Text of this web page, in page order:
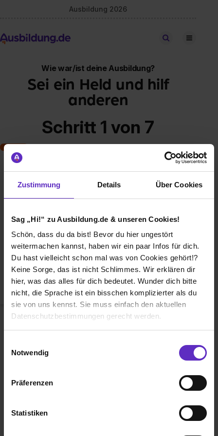
Zustimmung Details Über Cookies
Sag „Hi!“ zu Ausbildung.de & unseren Cookies!
Schön, dass du da bist! Bevor du hier ungestört
weitermachen kannst, haben wir ein paar Infos für dich.
Du hast vielleicht schon mal was von Cookies gehört!?
Keine Sorge, das ist nicht Schlimmes. Wir erklären dir
hier, was das alles für dich bedeutet. Wunder dich bitte
nicht, die Sprache ist ein bisschen komplizierter als du
sie von uns kennst. Sie muss einfach den aktuellen
Datenschutzbestimmungen gerecht werden.
Benutzung der Webseite getroffenen Einstellungen zu
Webseite zu analysieren („Statistiken“), um
Informationen zu deiner Verwendung unserer Website an
Notwendig
Präferenzen
Statistiken
Ausbildung 2026
Stellen finden
Wie war/ist deine Ausbildung?
Sei ein Held und hilf
anderen
Schritt 1 von 7
Klassische duale Berufsausbildung
Weiterbildung
Betriebsinterne Ausbildung
Abiturientenprogramm
Weiter zu Schritt 2
Studiumund